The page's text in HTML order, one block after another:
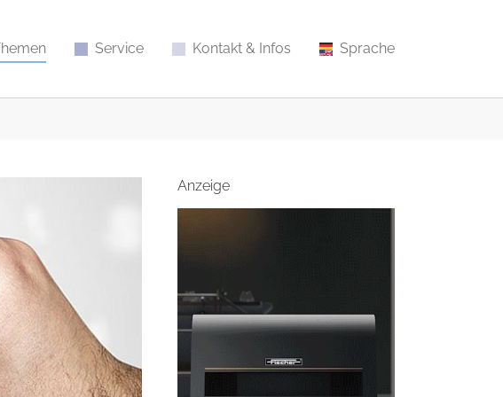
Service Kontakt & Infos Sprache
Anzeige